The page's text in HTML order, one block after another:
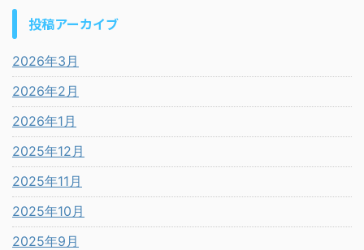
投稿アーカイブ
2026年3月
2026年2月
2026年1月
2025年12月
2025年11月
2025年10月
2025年9月